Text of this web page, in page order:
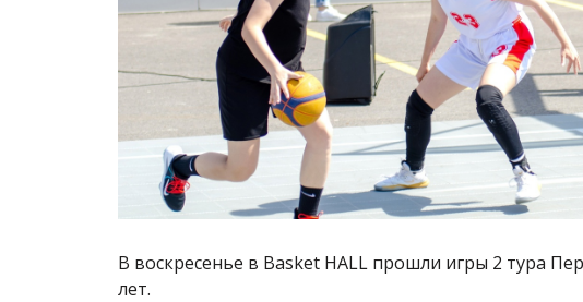
В воскресенье в Basket HALL прошли игры 2 тура
лет.